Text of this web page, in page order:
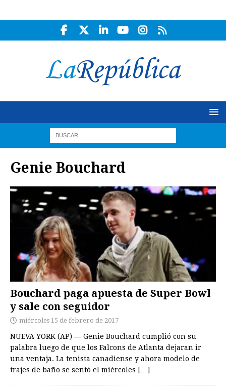
Genie Bouchard
Bouchard paga apuesta de Super Bowl
y sale con seguidor
miércoles 15 de febrero de 2017
NUEVA YORK (AP) — Genie Bouchard cumplió con su
palabra luego de que los Falcons de Atlanta dejaran ir
una ventaja. La tenista canadiense y ahora modelo de
trajes de baño se sentó el miércoles […]